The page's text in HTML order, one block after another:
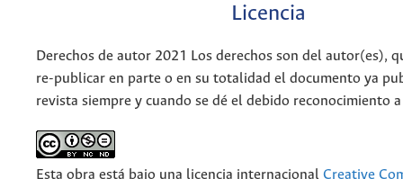
Licencia
Derechos de autor 2021 Los derechos son del autor(es),
re-publicar en parte o en su totalidad el documento ya
revista siempre y cuando se dé el debido reconocimiento
Esta obra está bajo una licencia internacional Creative